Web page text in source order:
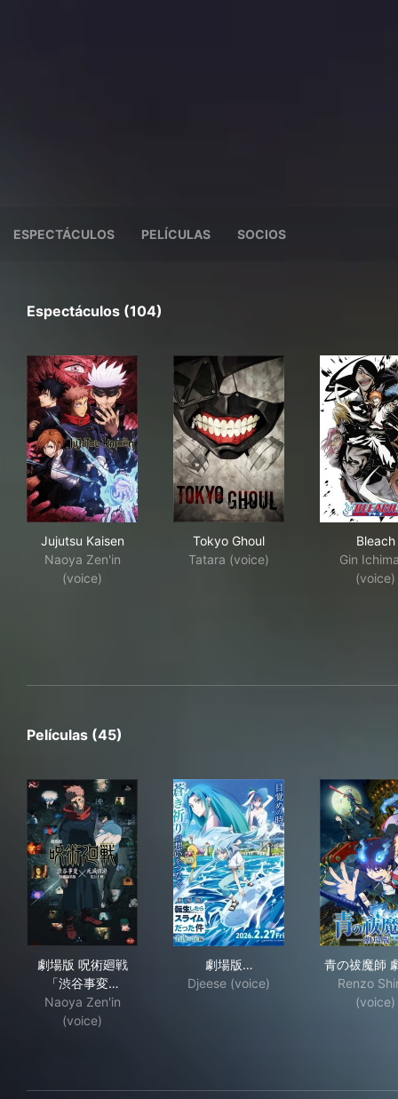
ESPECTÁCULOS PELÍCULAS SOCIOS
Espectáculos (104)
Jujutsu Kaisen
Naoya Zen'in
(voice)
Tokyo Ghoul
Tatara (voice)
Bleach
Gin
(voice)
Películas (45)
劇場版 呪術廻戦
「渋谷事変…
Naoya Zen'in
(voice)
劇場版…
Djeese (voice)
青の祓魔師
Renzo
(voice)